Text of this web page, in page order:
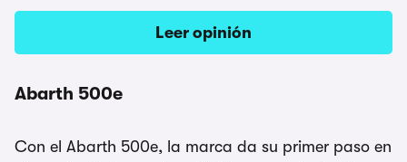
Leer opinión
Abarth 500e
Con el Abarth 500e, la marca da su primer paso en